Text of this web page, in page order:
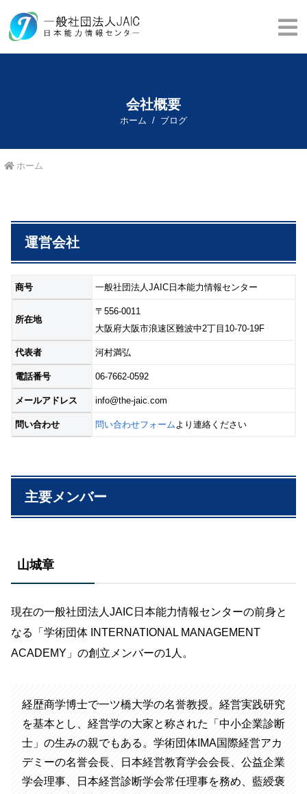
会社概要
ホーム ブログ
ホーム
運営会社
商号 一般社団法人JAIC日本能力情報センター
所在地
〒556-0011
大阪府大阪市浪速区難波中2丁目10-70-19F
代表者 河村満弘
電話番号 06-7662-0592
メールアドレス info@the-jaic.com
問い合わせ 問い合わせフォームより連絡ください
主要メンバー
山城章
現在の一般社団法人JAIC日本能力情報センターの前身と
なる「学術団体 INTERNATIONAL MANAGEMENT
ACADEMY」の創立メンバーの1人。
経歴商学博士で一ツ橋大学の名誉教授。経営実践研究
を基本とし、経営学の大家と称された「中小企業診断
士」の生みの親でもある。学術団体IMA国際経営アカ
デミーの名誉会長、日本経営教育学会会長、公益企業
学会理事、日本経営診断学会常任理事を務め、藍綬褒